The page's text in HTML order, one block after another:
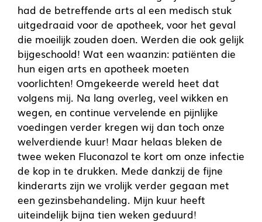
had de betreffende arts al een medisch stuk
uitgedraaid voor de apotheek, voor het geval
die moeilijk zouden doen. Werden die ook gelijk
bijgeschoold! Wat een waanzin: patiënten die
hun eigen arts en apotheek moeten
voorlichten! Omgekeerde wereld heet dat
volgens mij. Na lang overleg, veel wikken en
wegen, en continue vervelende en pijnlijke
voedingen verder kregen wij dan toch onze
welverdiende kuur! Maar helaas bleken de
twee weken Fluconazol te kort om onze infectie
de kop in te drukken. Mede dankzij de fijne
kinderarts zijn we vrolijk verder gegaan met
een gezinsbehandeling. Mijn kuur heeft
uiteindelijk bijna tien weken geduurd!